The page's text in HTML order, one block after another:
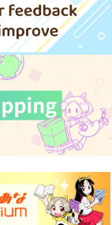
油とレモン
人情紙風船
787円（税込）
アルハイゼン
サンプル
作品詳細
サンプル
カート